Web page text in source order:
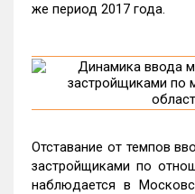
же период 2017 года.
Отставание от темпов
застройщиками по
наблюдается в